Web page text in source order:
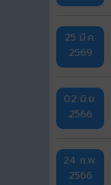
25 มี.ค.
2569
02 มิ.ย.
2566
24 ก.พ.
2566